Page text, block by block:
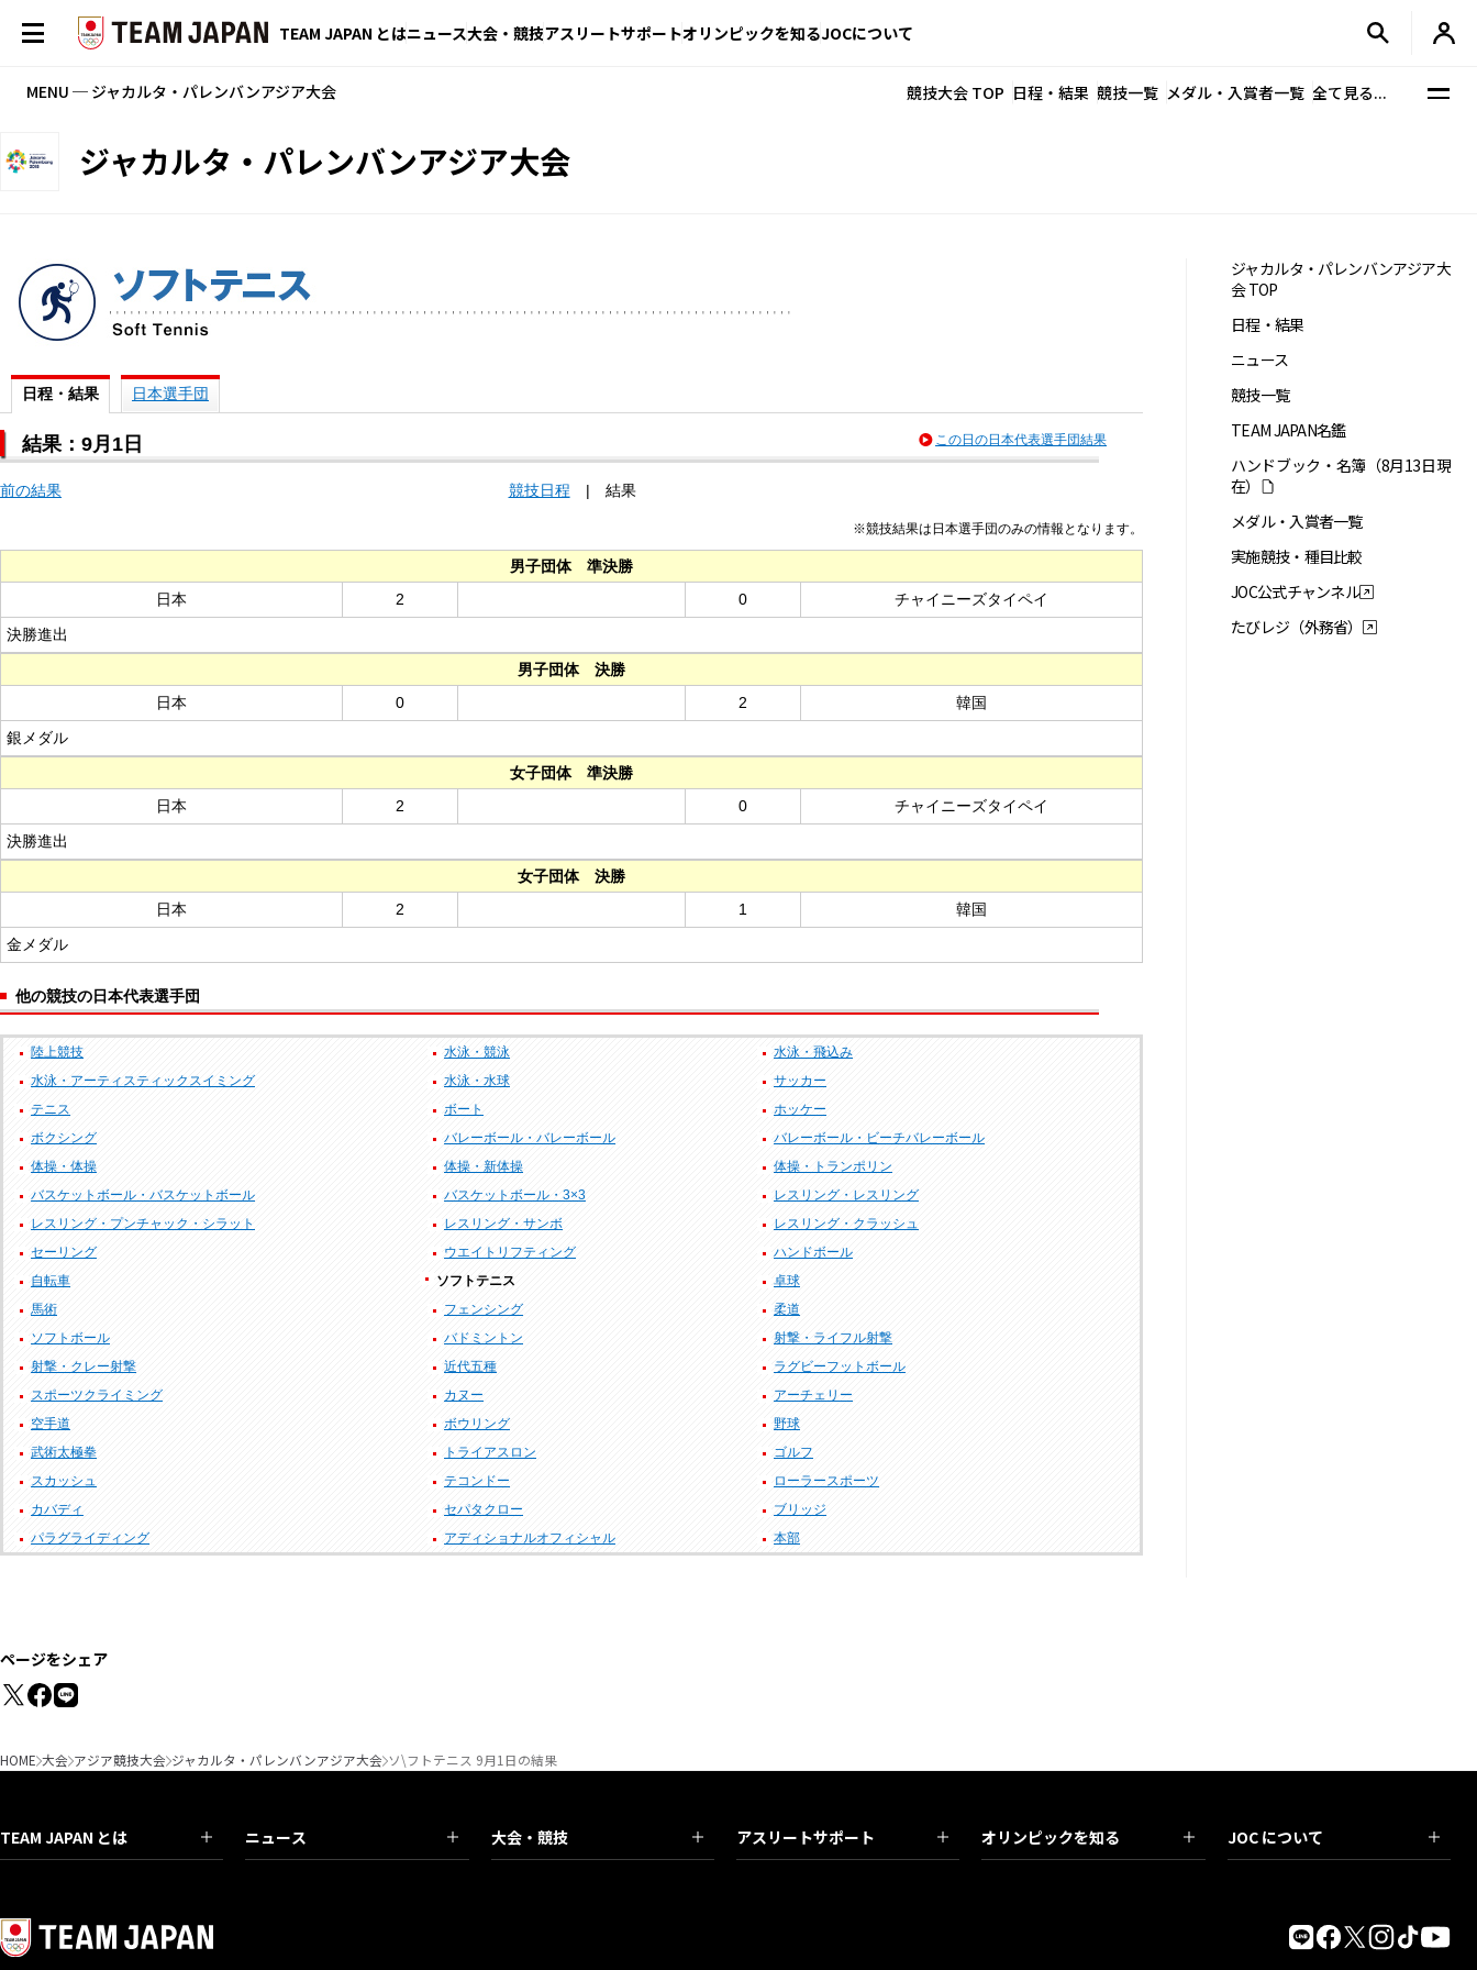
TEAM JAPAN とはニュース大会・競技アスリートサポートオリンピックを知るJOCについて
MENU ─ ジャカルタ・パレンバンアジア大会 競技大会 TOP 日程・結果 競技一覧 メダル・入賞者一覧 全て見る...
ジャカルタ・パレンバンアジア大会
日程・結果 日本選手団
結果：9月1日 この日の日本代表選手団結果
前の結果 競技日程 | 結果
※競技結果は日本選手団のみの情報となります。
男子団体 準決勝
日本
2 0
チャイニーズタイペイ
決勝進出
男子団体 決勝
日本
0 2
韓国
銀メダル
女子団体 準決勝
日本
2 0
チャイニーズタイペイ
決勝進出
女子団体 決勝
日本
2 1
韓国
金メダル
他の競技の日本代表選手団
陸上競技 水泳・競泳
水泳・飛込み
水泳・アーティスティックスイミング
水泳・水球
サッカー
テニス
ボート
ホッケー
ボクシング
バレーボール・バレーボール
バレーボール・ビーチバレーボール
体操・体操
体操・新体操
体操・トランポリン
バスケットボール・バスケットボール
バスケットボール・3×3
レスリング・レスリング
レスリング・プンチャック・シラット
レスリング・サンボ
レスリング・クラッシュ
セーリング
ウエイトリフティング
ハンドボール
自転車
ソフトテニス
卓球
馬術
フェンシング
柔道
ソフトボール
バドミントン
射撃・ライフル射撃
射撃・クレー射撃
近代五種
ラグビーフットボール
スポーツクライミング
カヌー
アーチェリー
空手道
ボウリング
野球
武術太極拳
トライアスロン
ゴルフ
スカッシュ
テコンドー
ローラースポーツ
カバディ
セパタクロー
ブリッジ
パラグライディング
アディショナルオフィシャル 本部
ジャカルタ・パレンバンアジア大
会 TOP
日程・結果
ニュース
競技一覧
TEAM JAPAN名鑑
ハンドブック・名簿（8月13日現
在）
メダル・入賞者一覧
実施競技・種目比較
JOC公式チャンネル
たびレジ（外務省）
ページをシェア
HOME 大会 アジア競技大会 ジャカルタ・パレンバンアジア大会 ソ\フトテニス 9月1日の結果
TEAM JAPAN とは ニュース 大会・競技 アスリートサポート オリンピックを知る JOC について